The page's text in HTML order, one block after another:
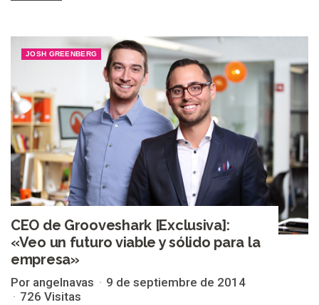
JOSH GREENBERG
CEO de Grooveshark [Exclusiva]:
«Veo un futuro viable y sólido para la
empresa»
Por angelnavas
9 de septiembre de 2014
726 Visitas